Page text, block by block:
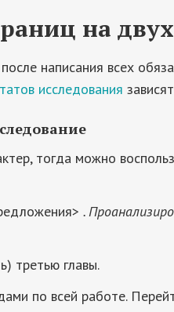
на
написания всех
исследования
тогда можно
.
третью главы.
по всей работе.